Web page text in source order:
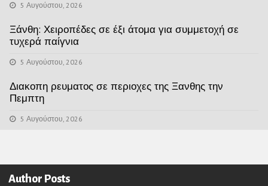
5 Αυγούστου, 2026
Ξάνθη: Χειροπέδες σε έξι άτομα για συμμετοχή σε
τυχερά παίγνια
5 Αυγούστου, 2026
Διακοπη ρευματος σε περιοχες της Ξανθης την
Πεμπτη
5 Αυγούστου, 2026
Author Posts